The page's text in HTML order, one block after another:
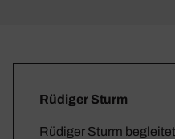
Rüdiger Sturm
Rüdiger Sturm